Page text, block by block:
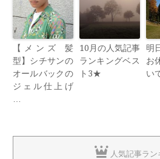
【メンズ 髪
型】シチサンの
オールバックの
ジェル仕上げ
10月の人気記事
ランキングベス
ト3★
明
お
い
人気記事ラン